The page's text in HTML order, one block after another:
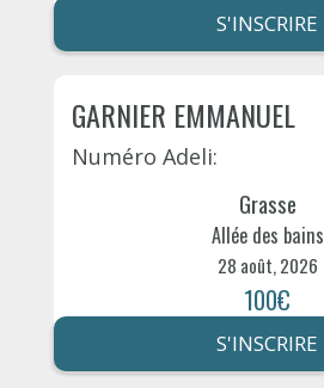
S'INSCRIRE
GARNIER EMMANUEL
Numéro Adeli:
Grasse
Allée des bains
28 août, 2026
100€
S'INSCRIRE